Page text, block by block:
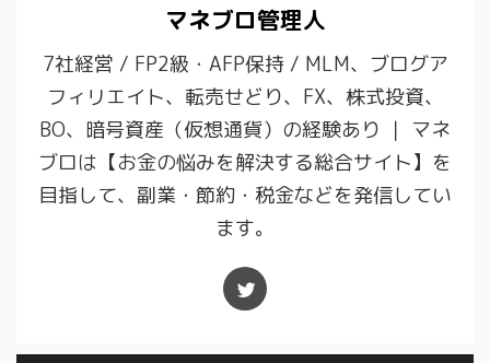
マネブロ管理人
7社経営 / FP2級・AFP保持 / MLM、ブログア
フィリエイト、転売せどり、FX、株式投資、
BO、暗号資産（仮想通貨）の経験あり ｜ マネ
ブロは【お金の悩みを解決する総合サイト】を
目指して、副業・節約・税金などを発信してい
ます。